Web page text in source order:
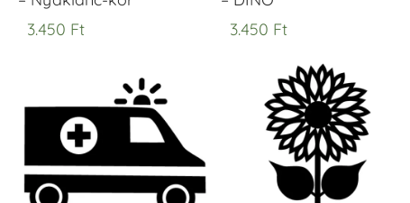
3.450 Ft
3.450 Ft